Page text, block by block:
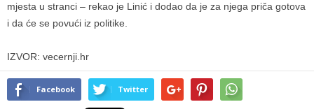
mjesta u stranci – rekao je Linić i dodao da je za njega priča gotova
i da će se povući iz politike.
IZVOR: vecernji.hr
Facebook Twitter